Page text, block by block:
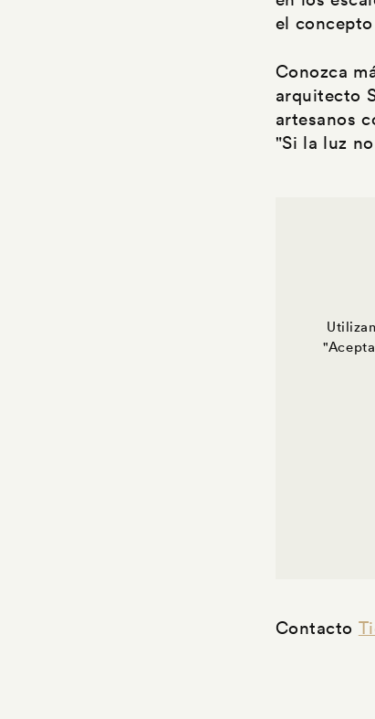
el
Conozca
arquitecto
artesanos
"Si la luz
Contacto